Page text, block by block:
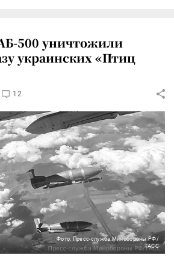
500 уничтожили
украинских «Птиц
12
Фото: Пресс-служба Минобороны РФ/
ТАСС